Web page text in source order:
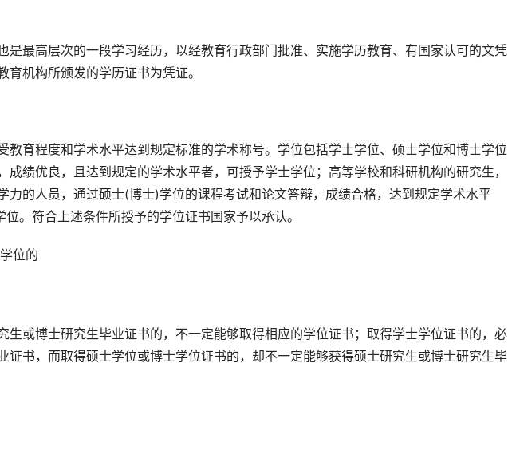
是最高层次的一段学习经历，以经教育行政部门批准、实施学历教育、有国家认可的文凭
育机构所颁发的学历证书为凭证。
教育程度和学术水平达到规定标准的学术称号。学位包括学士学位、硕士学位和博士学位
成绩优良，且达到规定的学术水平者，可授予学士学位；高等学校和科研机构的研究生，
力的人员，通过硕士(博士)学位的课程考试和论文答辩，成绩合格，达到规定学术水平
。符合上述条件所授予的学位证书国家予以承认。
位的
生或博士研究生毕业证书的，不一定能够取得相应的学位证书；取得学士学位证书的，必
证书，而取得硕士学位或博士学位证书的，却不一定能够获得硕士研究生或博士研究生毕